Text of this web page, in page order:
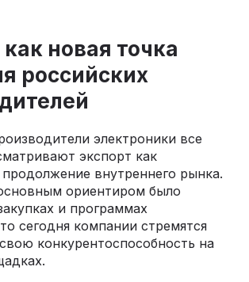
новая точка
российских
электроники все
экспорт как
продолжение внутреннего рынка.
ориентиром было
и программах
сегодня компании стремятся
конкурентоспособность на